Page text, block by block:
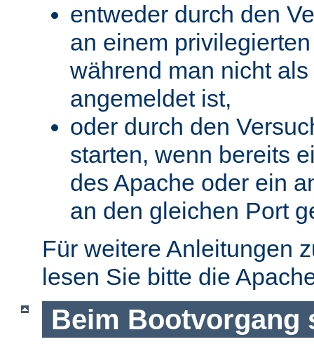
entweder durch den
an einem
während man nicht
angemeldet ist,
oder durch den
starten, wenn bereits
des Apache oder ein
an den gleichen Port
Für weitere Anleitungen
lesen Sie bitte die
Beim Bootvorgang